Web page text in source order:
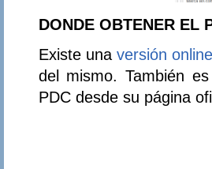
DONDE OBTENER EL
Existe unaversión online
del mismo. También
PDC desde su página